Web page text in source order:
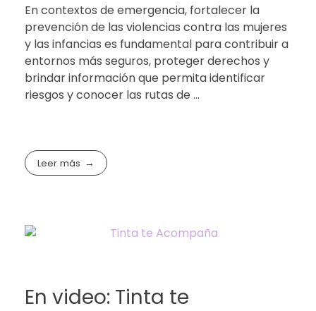
En contextos de emergencia, fortalecer la
prevención de las violencias contra las mujeres
y las infancias es fundamental para contribuir a
entornos más seguros, proteger derechos y
brindar información que permita identificar
riesgos y conocer las rutas de ...
Leer más
En video: Tinta te